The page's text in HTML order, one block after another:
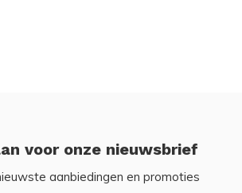
voor onze nieuwsbrief
aanbiedingen en promoties